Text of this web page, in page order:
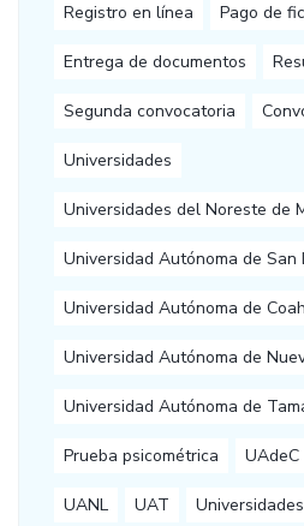
Registro en línea Pago de
Entrega de documentos
Segunda convocatoria
Universidades
Universidades del Noreste de
Universidad Autónoma de San
Universidad Autónoma de
Universidad Autónoma de
Universidad Autónoma de
Prueba psicométrica UAdeC
UANL UAT